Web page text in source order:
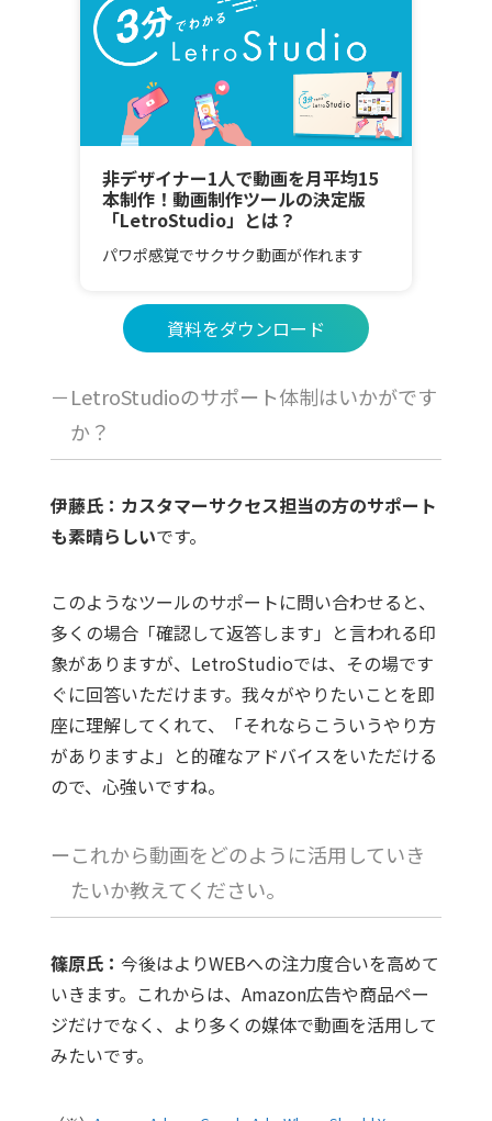
非デザイナー1人で動画を月平均15
本制作！動画制作ツールの決定版
「LetroStudio」とは？
パワポ感覚でサクサク動画が作れます
資料をダウンロード
－LetroStudioのサポート体制はいかがです
か？
伊藤氏：カスタマーサクセス担当の方のサポート
も素晴らしいです。
このようなツールのサポートに問い合わせると、
多くの場合「確認して返答します」と言われる印
象がありますが、LetroStudioでは、その場です
ぐに回答いただけます。我々がやりたいことを即
座に理解してくれて、「それならこういうやり方
がありますよ」と的確なアドバイスをいただける
ので、心強いですね。
ーこれから動画をどのように活用していき
たいか教えてください。
篠原氏：今後はよりWEBへの注力度合いを高めて
いきます。これからは、Amazon広告や商品ペー
ジだけでなく、より多くの媒体で動画を活用して
みたいです。